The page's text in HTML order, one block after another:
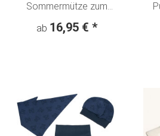
Sommermütze zum
"Wassermelone" weiß
ab 16,95 € *